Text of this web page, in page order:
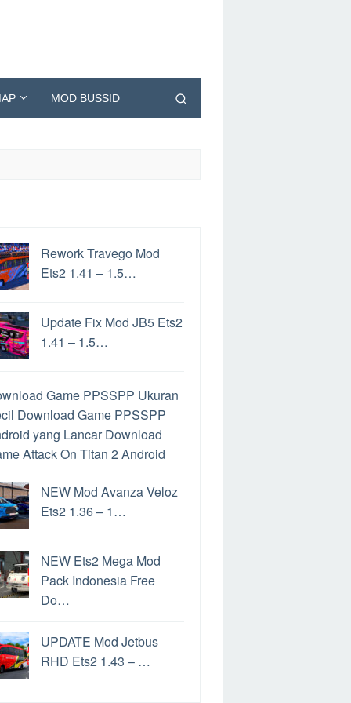
MOD BUSSID
Rework Travego Mod
Ets2 1.41 – 1.5…
Update Fix Mod JB5 Ets2
1.41 – 1.5…
Game PPSSPP Ukuran
Download Game PPSSPP
yang Lancar Download
Attack On Titan 2 Android
Google Drive LimitCara
Game PS2 di Hp
PC
Perbedaan PPSSPP
PPSSPP Gold Cara
Game PS2 di Android
File ISO dan CSO
Convoy Ets2
uang Langsung Ke
Game Penghasil Uang
NEW Mod Avanza Veloz
Ets2 1.36 – 1…
NEW Ets2 Mega Mod
Pack Indonesia Free
Do…
UPDATE Mod Jetbus
RHD Ets2 1.43 – …